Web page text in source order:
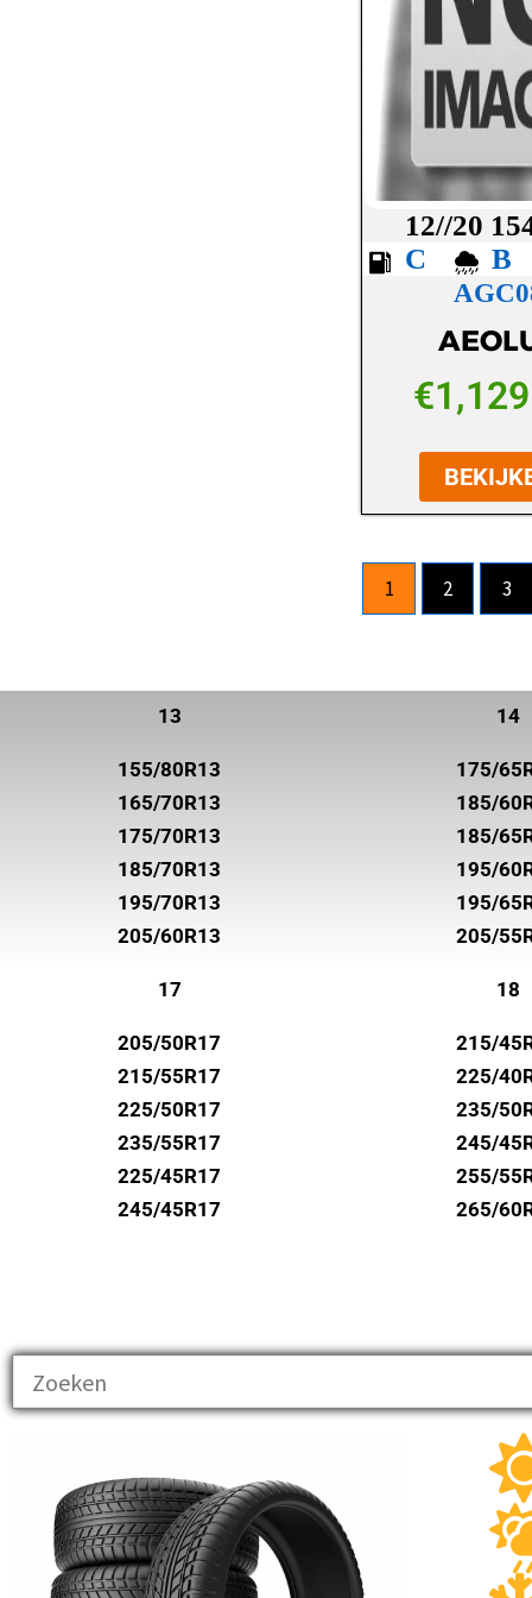
SUNNY
SUPERIA TIRES
SYRON
TOYO
TRELLEBORG
UNIROYAL
VREDESTEIN
WANLI
WESTLAKE
12//20
C
B
€
1 2 3
13
155/80R13
165/70R13
175/70R13
185/70R13
195/70R13
205/60R13
14
175/
185/
185/
195/
195/
205/
17
205/50R17
215/55R17
225/50R17
235/55R17
225/45R17
245/45R17
18
215/
225/
235/
245/
255/
265/